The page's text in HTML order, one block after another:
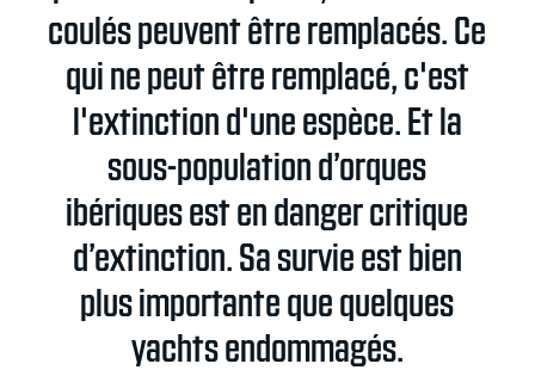
coulés peuvent être remplacés. Ce
qui ne peut être remplacé, c'est
l'extinction d'une espèce. Et la
sous-population d’orques
ibériques est en danger critique
d’extinction. Sa survie est bien
plus importante que quelques
yachts endommagés.